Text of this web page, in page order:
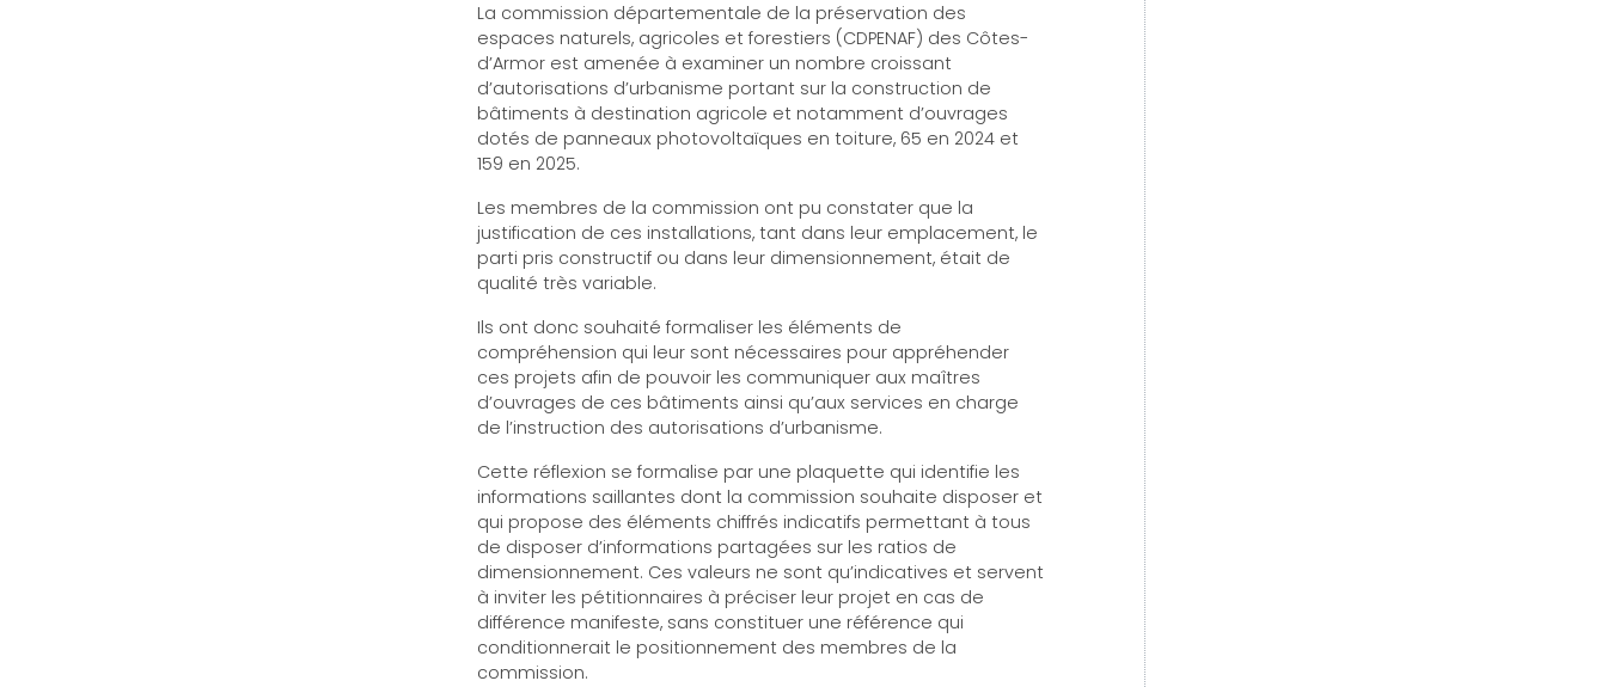
La commission départementale de la préservation des
espaces naturels, agricoles et forestiers (CDPENAF) des Côtes-
d’Armor est amenée à examiner un nombre croissant
d’autorisations d’urbanisme portant sur la construction de
bâtiments à destination agricole et notamment d’ouvrages
dotés de panneaux photovoltaïques en toiture, 65 en 2024 et
159 en 2025.
Les membres de la commission ont pu constater que la
justification de ces installations, tant dans leur emplacement, le
parti pris constructif ou dans leur dimensionnement, était de
qualité très variable.
Ils ont donc souhaité formaliser les éléments de
compréhension qui leur sont nécessaires pour appréhender
ces projets afin de pouvoir les communiquer aux maîtres
d’ouvrages de ces bâtiments ainsi qu’aux services en charge
de l’instruction des autorisations d’urbanisme.
Cette réflexion se formalise par une plaquette qui identifie les
informations saillantes dont la commission souhaite disposer et
qui propose des éléments chiffrés indicatifs permettant à tous
de disposer d’informations partagées sur les ratios de
dimensionnement. Ces valeurs ne sont qu’indicatives et servent
à inviter les pétitionnaires à préciser leur projet en cas de
différence manifeste, sans constituer une référence qui
conditionnerait le positionnement des membres de la
commission.